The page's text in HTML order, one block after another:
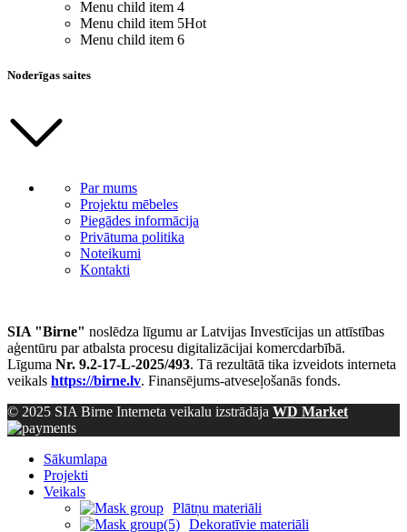
Menu child item 4
Menu child item 5Hot
Menu child item 6
Noderīgas saites
Par mums
Projektu mēbeles
Piegādes informācija
Privātuma politika
Noteikumi
Kontakti
SIA "Birne" noslēdza līgumu ar Latvijas Investīcijas un attīstības
aģentūru par atbalsta procesu digitalizācijai komercdarbībā.
Līguma Nr. 9.2-17-L-2025/493. Tā rezultātā tika izveidots interneta
veikals https://birne.lv. Finansējums-atveseļošanās fonds.
© 2025 SIA Birne Interneta veikalu izstrādāja WD Market
Sākumlapa
Projekti
Veikals
Plātņu materiāli
Dekoratīvie materiāli